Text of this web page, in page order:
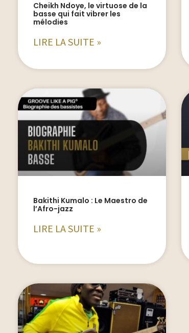
Cheikh Ndoye, le virtuose de la
basse qui fait vibrer les
mélodies
LIRE LA SUITE »
Bakithi Kumalo : Le Maestro de
l’Afro-jazz
LIRE LA SUITE »